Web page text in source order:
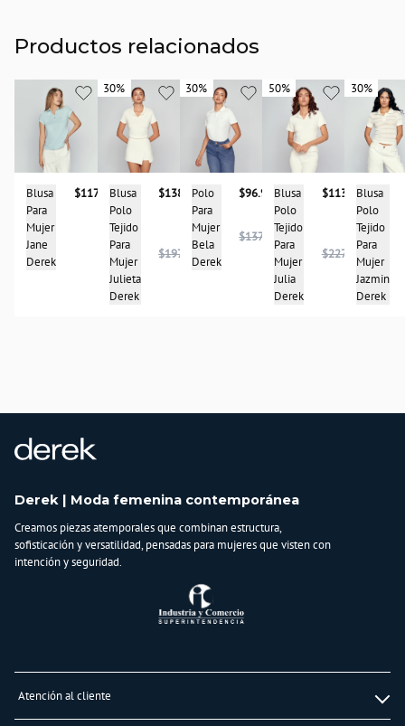
de acuerdo al tono de la prenda. Derek
COLOMBIA
Importador:
BAGUER
Cuidado y Lavado
Lavar en maquina, no usar blanqueadores, lavar y secar con colores similares y
planchar a temperatura tibia
Composición:
96%ALGODÓN-4%SÁNDEX
Productos relacionados
Blusa
Para
Mujer
Jane
Derek
$117.900
30%
30%
Blusa
Polo
Tejido
Para
Mujer
Julieta
Derek
$138.950
$197.900
30%
30%
Polo
Para
Mujer
Bela
Derek
$96.950
$137.900
50%
50%
Blusa
Polo
Tejido
Para
Mujer
Julia
Derek
$113.950
$227.900
30%
30%
Blusa
Polo
Tejido
Para
Mujer
Jazmin
Derek
Derek | Moda femenina contemporánea
Creamos piezas atemporales que combinan estructura,
sofisticación y versatilidad, pensadas para mujeres que visten con
intención y seguridad.
Atención al cliente